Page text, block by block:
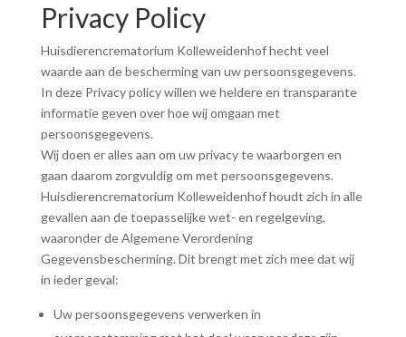
Privacy Policy
Huisdierencrematorium Kolleweidenhof hecht veel
waarde aan de bescherming van uw persoonsgegevens.
In deze Privacy policy willen we heldere en transparante
informatie geven over hoe wij omgaan met
persoonsgegevens.
Wij doen er alles aan om uw privacy te waarborgen en
gaan daarom zorgvuldig om met persoonsgegevens.
Huisdierencrematorium Kolleweidenhof houdt zich in alle
gevallen aan de toepasselijke wet- en regelgeving,
waaronder de Algemene Verordening
Gegevensbescherming. Dit brengt met zich mee dat wij
in ieder geval:
Uw persoonsgegevens verwerken in